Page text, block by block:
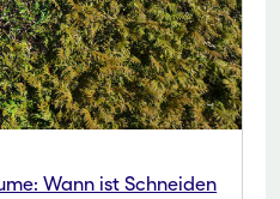
Wann ist Schneiden